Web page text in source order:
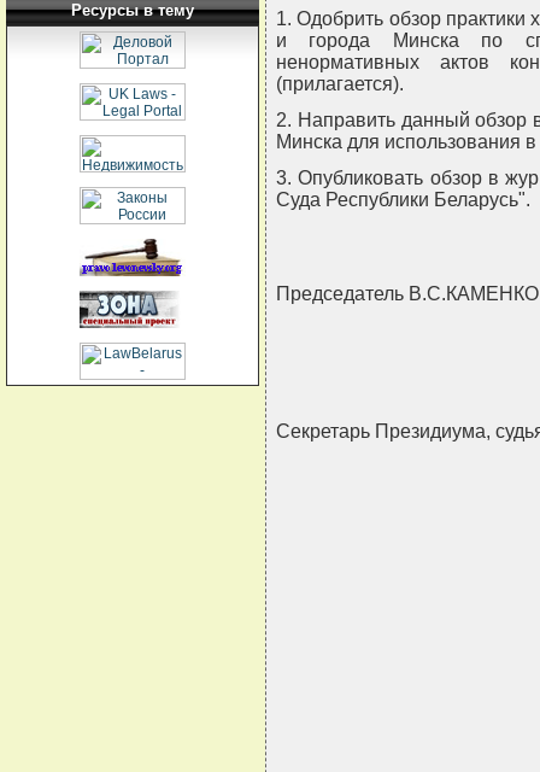
Ресурсы в тему
1. Одобрить обзор практики
и города Минска по
ненормативных актов
(прилагается).
2. Направить данный обзор
Минска для использования
3. Опубликовать обзор в
Суда Республики Беларусь".
Председатель
Секретарь Президиума,